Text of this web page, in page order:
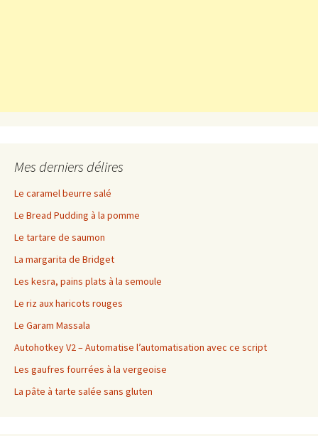
Mes derniers délires
Le caramel beurre salé
Le Bread Pudding à la pomme
Le tartare de saumon
La margarita de Bridget
Les kesra, pains plats à la semoule
Le riz aux haricots rouges
Le Garam Massala
Autohotkey V2 – Automatise l’automatisation avec ce script
Les gaufres fourrées à la vergeoise
La pâte à tarte salée sans gluten